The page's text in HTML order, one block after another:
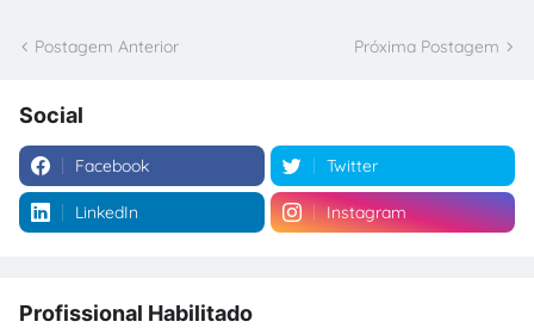
Postagem Anterior Próxima Postagem
Social
Facebook Twitter
LinkedIn Instagram
Profissional Habilitado